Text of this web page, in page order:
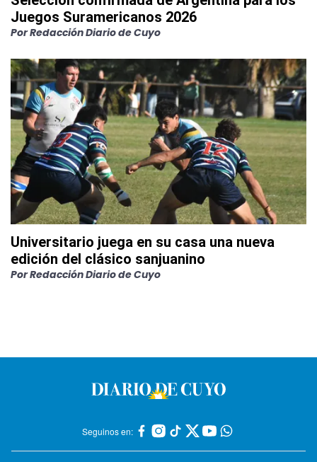
Juegos Suramericanos 2026
PorRedacción Diario de Cuyo
Universitario juega en su casa una nueva
edición del clásico sanjuanino
PorRedacción Diario de Cuyo
Seguinos en: